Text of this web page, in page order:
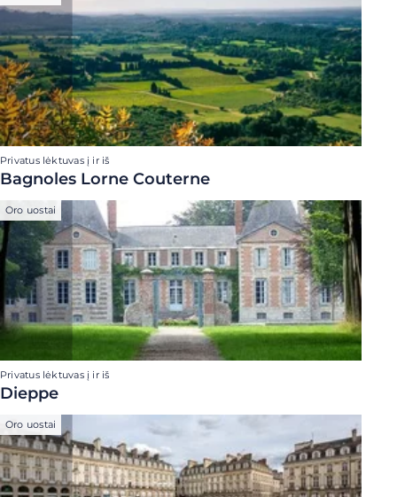
Privatus lėktuvas į ir iš
Bagnoles Lorne Couterne
Oro uostai
Privatus lėktuvas į ir iš
Dieppe
Oro uostai